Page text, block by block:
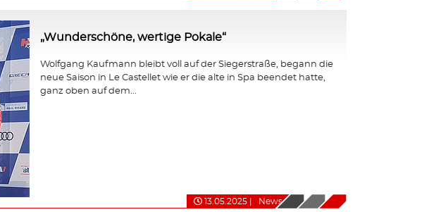
„Wunderschöne, wertige Pokale“
Wolfgang Kaufmann bleibt voll auf der Siegerstraße, begann die
neue Saison in Le Castellet wie er die alte in Spa beendet hatte,
ganz oben auf dem...
13.05.2025 News